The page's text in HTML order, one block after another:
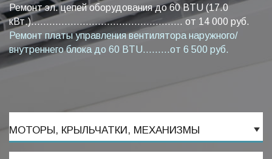
Ремонт эл. цепей оборудования до 60 BTU (17.0
кВт.).................................................. от 14 000 руб.
Ремонт платы управления вентилятора наружного/
внутреннего блока до 60 BTU.........от 6 500 руб.
МОТОРЫ, КРЫЛЬЧАТКИ, МЕХАНИЗМЫ